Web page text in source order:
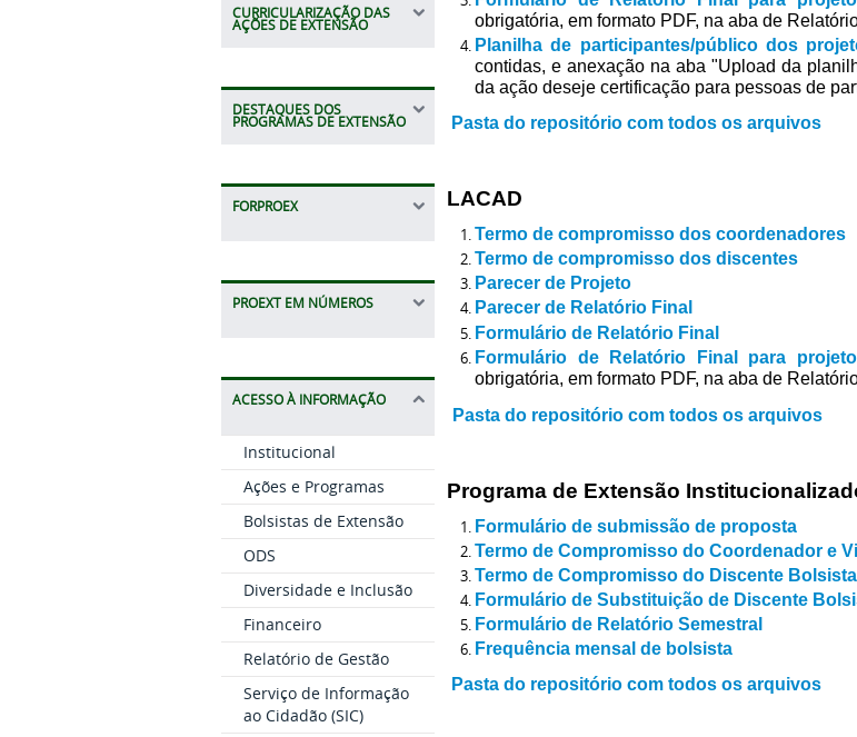
CURRICULARIZAÇÃO DAS
AÇÕES DE EXTENSÃO
DESTAQUES DOS
PROGRAMAS DE EXTENSÃO
FORPROEX
PROEXT EM NÚMEROS
ACESSO À INFORMAÇÃO
Institucional
Ações e Programas
Bolsistas de Extensão
ODS
Diversidade e Inclusão
Financeiro
Relatório de Gestão
Serviço de Informação
ao Cidadão (SIC)
obrigatória, em formato PDF, na aba de
Planilha de participantes/público dos
contidas, e anexação na aba "Upload da
da ação deseje certificação para pessoas de
Pasta do repositório com todos os arquivos
LACAD
Termo de compromisso dos coordenadores
Termo de compromisso dos discentes
Parecer de Projeto
Parecer de Relatório Final
Formulário de Relatório Final
Formulário de Relatório Final para
obrigatória, em formato PDF, na aba de
Pasta do repositório com todos os arquivos
Programa de Extensão
Formulário de submissão de proposta
Termo de Compromisso do Coordenador e
Termo de Compromisso do Discente Bolsista
Formulário de Substituição de Discente
Formulário de Relatório Semestral
Frequência mensal de bolsista
Pasta do repositório com todos os arquivos